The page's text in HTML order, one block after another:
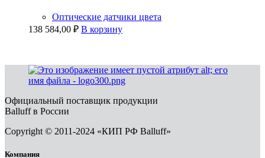
Оптические датчики цвета
138 584,00 ₽ В корзину
Официальный поставщик продукции
Balluff в России
Copyright © 2011-2024 «КИП РФ Balluff»
Компания